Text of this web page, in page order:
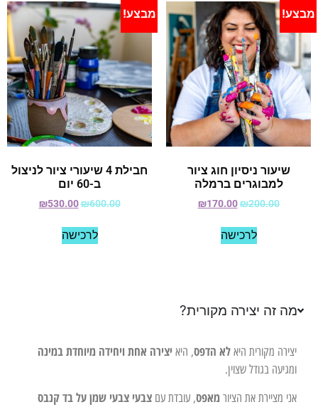
מבצע!
שיעור ניסיון חוג ציור
למבוגרים ברמלה
₪200.00
₪170.00
לרכישה
מבצע!
חבילת 4 שיעורי ציור לניצול
ב-60 יום
₪600.00
₪530.00
לרכישה
מה זה יצירה מקורית?
יצירה מקורית היא לא הדפס, היא יצירה אחת ויחידה מיוחדת במינה
ומגיעה בגודל שצוין.
אני מציירת את הציור מאפס, עובדת עם צבעי צבעי שמן על בד קנבס